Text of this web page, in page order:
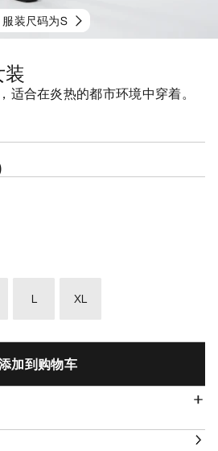
装尺码为S
装
适合在炎热的都市环境中穿着。
L
XL
加到购物车